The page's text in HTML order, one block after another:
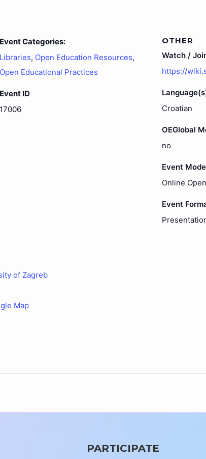
Event Categories:
Libraries, Open Education Resources,
Open Educational Practices
Event ID
17006
OTHER
Watch /
https://
Croatian
OEGlobal
no
Event Mode
Online
Event
of Zagreb
Map
PARTICIPATE